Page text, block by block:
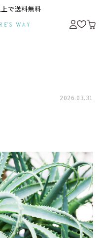
で送料無料
2026.03.31